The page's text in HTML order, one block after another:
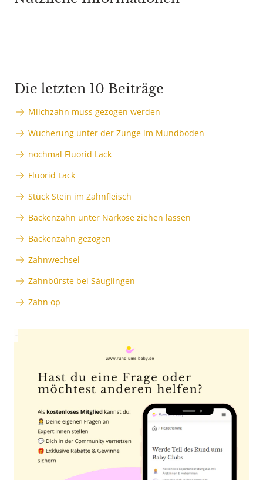
Die letzten 10 Beiträge
Milchzahn muss gezogen werden
Wucherung unter der Zunge im Mundboden
nochmal Fluorid Lack
Fluorid Lack
Stück Stein im Zahnfleisch
Backenzahn unter Narkose ziehen lassen
Backenzahn gezogen
Zahnwechsel
Zahnbürste bei Säuglingen
Zahn op